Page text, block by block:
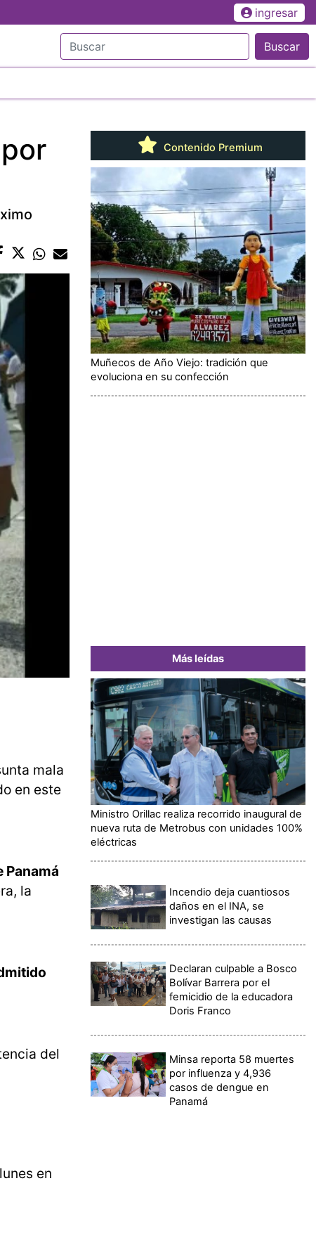
ingresar
Buscar
mala
en este
Panamá
la
del
en
Contenido Premium
Muñecos de Año Viejo: tradición que
evoluciona en su confección
Más leídas
Ministro Orillac realiza recorrido inaugural de
nueva ruta de Metrobus con unidades 100%
eléctricas
Incendio deja cuantiosos
daños en el INA, se
investigan las causas
Declaran culpable a Bosco
Bolívar Barrera por el
femicidio de la educadora
Doris Franco
Minsa reporta 58 muertes
por influenza y 4,936
casos de dengue en
Panamá